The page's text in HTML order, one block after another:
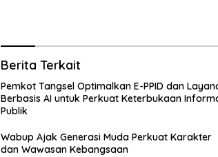
Berita Terkait
Pemkot Tangsel Optimalkan E-PPID dan
Berbasis AI untuk Perkuat Keterbukaan
Publik
Wabup Ajak Generasi Muda Perkuat Karakter
dan Wawasan Kebangsaan